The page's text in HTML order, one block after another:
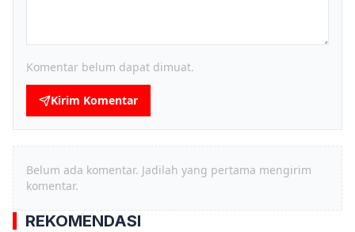
Komentar belum dapat dimuat.
Kirim Komentar
Belum ada komentar. Jadilah yang pertama mengirim
komentar.
REKOMENDASI